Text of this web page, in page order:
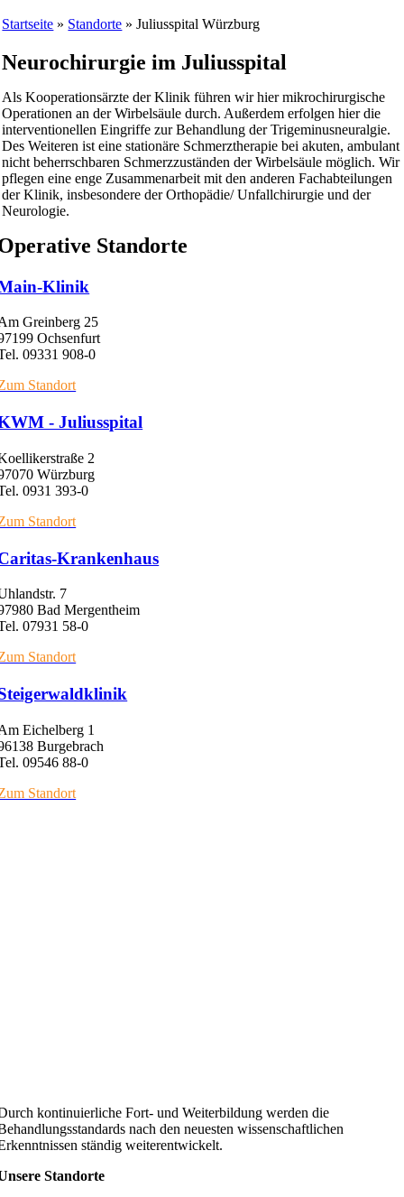
Startseite » Standorte »Juliusspital Würzburg
Neurochirurgie im Juliusspital
Als Kooperationsärzte der Klinik führen wir hier mikrochirurgische
Operationen an der Wirbelsäule durch. Außerdem erfolgen hier die
interventionellen Eingriffe zur Behandlung der Trigeminusneuralgie.
Des Weiteren ist eine stationäre Schmerztherapie bei akuten, ambulant
nicht beherrschbaren Schmerzzuständen der Wirbelsäule möglich. Wir
pflegen eine enge Zusammenarbeit mit den anderen Fachabteilungen
der Klinik, insbesondere der Orthopädie/ Unfallchirurgie und der
Neurologie.
Standorte
Klinik
Greinberg 25
Ochsenfurt
09331 908-0
Standort
- Juliusspital
2
Würzburg
0931 393-0
Standort
Krankenhaus
7
Bad Mergentheim
07931 58-0
Standort
Eichelberg 1
Burgebrach
09546 88-0
Standort
kontinuierliche Fort- und Weiterbildung werden die
nach den neuesten wissenschaftlichen
ständig weiterentwickelt.
Standorte